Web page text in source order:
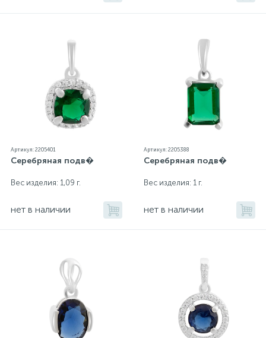
Артикул: 2205401
Серебряная подв�
Вес изделия: 1,09 г.
нет в наличии
Артикул: 2205388
Серебряная подв�
Вес изделия: 1 г.
нет в наличии